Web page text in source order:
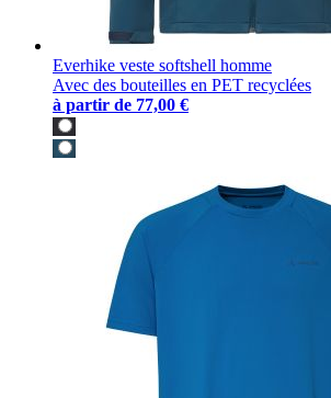
Everhike veste softshell homme
Avec des bouteilles en PET recyclées
à partir de 77,00 €